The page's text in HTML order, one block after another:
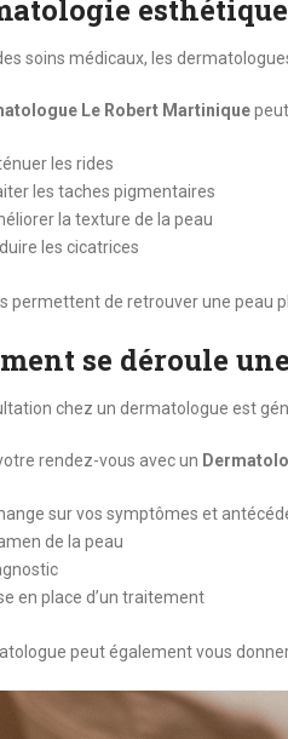
soins médicaux, les
Le Robert Martinique
les rides
les taches pigmentaires
la texture de la peau
les cicatrices
permettent de retrouver une peau
se déroule
chez un dermatologue est
votre rendez-vous avec un
sur vos symptômes et
de la peau
en place d’un traitement
peut également vous